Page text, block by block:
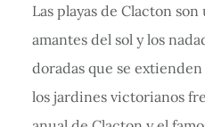
Las playas de Clacton
amantes del sol y los
doradas que se
los jardines victorianos